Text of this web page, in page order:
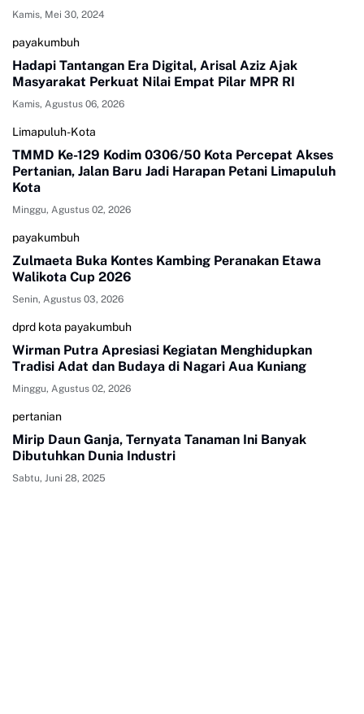
Kamis, Mei 30, 2024
payakumbuh
Hadapi Tantangan Era Digital, Arisal Aziz Ajak
Masyarakat Perkuat Nilai Empat Pilar MPR RI
Kamis, Agustus 06, 2026
Limapuluh-Kota
TMMD Ke-129 Kodim 0306/50 Kota Percepat Akses
Pertanian, Jalan Baru Jadi Harapan Petani Limapuluh
Kota
Minggu, Agustus 02, 2026
payakumbuh
Zulmaeta Buka Kontes Kambing Peranakan Etawa
Walikota Cup 2026
Senin, Agustus 03, 2026
dprd kota payakumbuh
Wirman Putra Apresiasi Kegiatan Menghidupkan
Tradisi Adat dan Budaya di Nagari Aua Kuniang
Minggu, Agustus 02, 2026
pertanian
Mirip Daun Ganja, Ternyata Tanaman Ini Banyak
Dibutuhkan Dunia Industri
Sabtu, Juni 28, 2025